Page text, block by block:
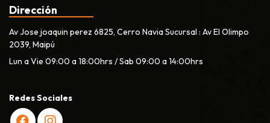
Dirección
Av Jose joaquin perez 6825, Cerro Navia Sucursal : Av El Olimpo
2039, Maipú
Lun a Vie 09:00 a 18:00hrs / Sab 09:00 a 14:00hrs
Redes Sociales